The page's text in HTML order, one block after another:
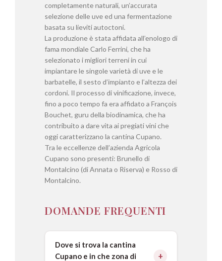
completamente naturali, un’accurata
selezione delle uve ed una fermentazione
basata su lieviti autoctoni.
La produzione è stata affidata all’enologo di
fama mondiale Carlo Ferrini, che ha
selezionato i migliori terreni in cui
impiantare le singole varietà di uve e le
barbatelle, il sesto d’impianto e l’altezza dei
cordoni. Il processo di vinificazione, invece,
fino a poco tempo fa era affidato a François
Bouchet, guru della biodinamica, che ha
contribuito a dare vita ai pregiati vini che
oggi caratterizzano la cantina Cupano.
Tra le eccellenze dell’azienda Agricola
Cupano sono presenti: Brunello di
Montalcino (di Annata o Riserva) e Rosso di
Montalcino.
DOMANDE FREQUENTI
Dove si trova la cantina
Cupano e in che zona di